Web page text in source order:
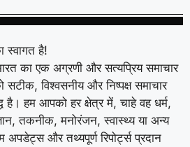
स्वागत है!
का एक अग्रणी और सत्यप्रिय समाचार
सटीक, विश्वसनीय और निष्पक्ष समाचार
है। हम आपको हर क्षेत्र में, चाहे वह धर्म,
तकनीक, मनोरंजन, स्वास्थ्य या अन्य
अपडेट्स और तथ्यपूर्ण रिपोर्ट्स प्रदान